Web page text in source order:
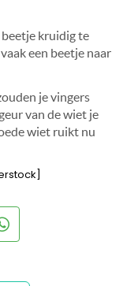
kruidig te
een beetje naar
je vingers
van de wiet je
wiet ruikt nu